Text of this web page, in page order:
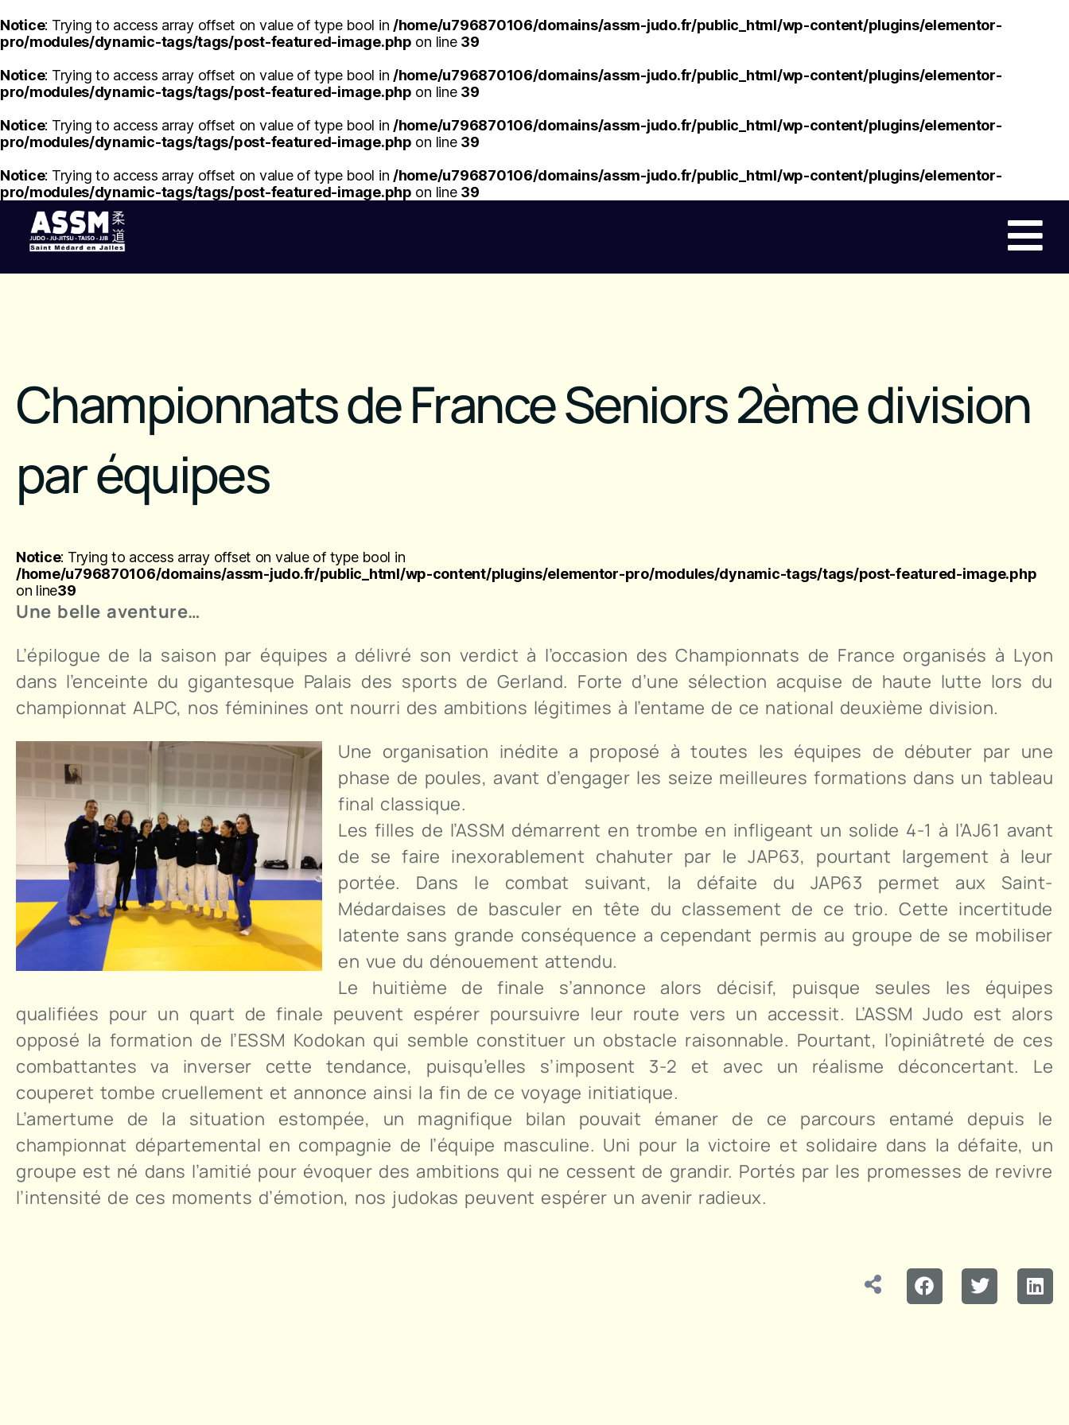
Notice: Trying to access array offset on value of type bool in /home/u796870106/domains/assm-judo.fr/public_html/wp-content/plugins/elementor-
pro/modules/dynamic-tags/tags/post-featured-image.php on line 39
Notice: Trying to access array offset on value of type bool in /home/u796870106/domains/assm-judo.fr/public_html/wp-content/plugins/elementor-
pro/modules/dynamic-tags/tags/post-featured-image.php on line 39
Notice: Trying to access array offset on value of type bool in /home/u796870106/domains/assm-judo.fr/public_html/wp-content/plugins/elementor-
pro/modules/dynamic-tags/tags/post-featured-image.php on line 39
Notice: Trying to access array offset on value of type bool in /home/u796870106/domains/assm-judo.fr/public_html/wp-content/plugins/elementor-
pro/modules/dynamic-tags/tags/post-featured-image.php on line 39
Championnats de France Seniors 2ème division
par équipes
Notice: Trying to access array offset on value of type bool in
/home/u796870106/domains/assm-judo.fr/public_html/wp-content/plugins/elementor-pro/modules/dynamic-tags/tags/post-featured-image.php
on line39
Une belle aventure…
L’épilogue de la saison par équipes a délivré son verdict à l’occasion des Championnats de France organisés à Lyon
dans l’enceinte du gigantesque Palais des sports de Gerland. Forte d’une sélection acquise de haute lutte lors du
championnat ALPC, nos féminines ont nourri des ambitions légitimes à l’entame de ce national deuxième division.
Une organisation inédite a proposé à toutes les équipes de débuter par une
phase de poules, avant d’engager les seize meilleures formations dans un tableau
final classique.
Les filles de l’ASSM démarrent en trombe en infligeant un solide 4-1 à l’AJ61 avant
de se faire inexorablement chahuter par le JAP63, pourtant largement à leur
portée. Dans le combat suivant, la défaite du JAP63 permet aux Saint-
Médardaises de basculer en tête du classement de ce trio. Cette incertitude
latente sans grande conséquence a cependant permis au groupe de se mobiliser
en vue du dénouement attendu.
Le huitième de finale s’annonce alors décisif, puisque seules les équipes
qualifiées pour un quart de finale peuvent espérer poursuivre leur route vers un accessit. L’ASSM Judo est alors
opposé la formation de l’ESSM Kodokan qui semble constituer un obstacle raisonnable. Pourtant, l’opiniâtreté de ces
combattantes va inverser cette tendance, puisqu’elles s’imposent 3-2 et avec un réalisme déconcertant. Le
couperet tombe cruellement et annonce ainsi la fin de ce voyage initiatique.
L’amertume de la situation estompée, un magnifique bilan pouvait émaner de ce parcours entamé depuis le
championnat départemental en compagnie de l’équipe masculine. Uni pour la victoire et solidaire dans la défaite, un
groupe est né dans l’amitié pour évoquer des ambitions qui ne cessent de grandir. Portés par les promesses de revivre
l’intensité de ces moments d’émotion, nos judokas peuvent espérer un avenir radieux.